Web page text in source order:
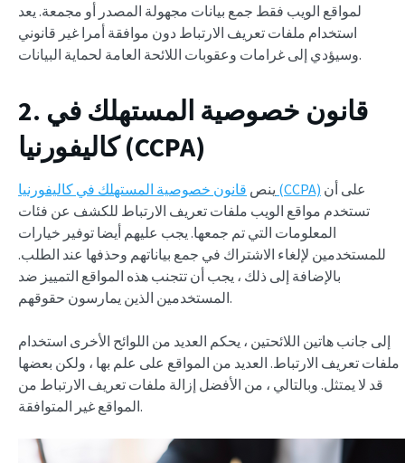
لمواقع الويب فقط جمع بيانات مجهولة المصدر أو مجمعة. يعد
استخدام ملفات تعريف الارتباط دون موافقة أمرا غير قانوني
وسيؤدي إلى غرامات وعقوبات اللائحة العامة لحماية البيانات.
2. قانون خصوصية المستهلك في
كاليفورنيا (CCPA)
ينص قانون خصوصية المستهلك في كاليفورنيا (CCPA)
تستخدم مواقع الويب ملفات تعريف الارتباط للكشف عن فئات
المعلومات التي تم جمعها. يجب عليهم أيضا توفير خيارات
للمستخدمين لإلغاء الاشتراك في جمع بياناتهم وحذفها عند الطلب.
بالإضافة إلى ذلك ، يجب أن تتجنب هذه المواقع التمييز ضد
المستخدمين الذين يمارسون حقوقهم.
إلى جانب هاتين اللائحتين ، يحكم العديد من اللوائح الأخرى استخدام
ملفات تعريف الارتباط. العديد من المواقع على علم بها ، ولكن بعضها
قد لا يمتثل. وبالتالي ، من الأفضل إزالة ملفات تعريف الارتباط من
المواقع غير المتوافقة.